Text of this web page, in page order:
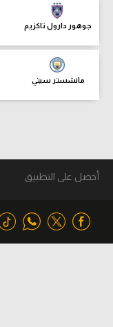
جوهور دارول تاكزيم
مانشستر سيتي
أحصل على التطبيق